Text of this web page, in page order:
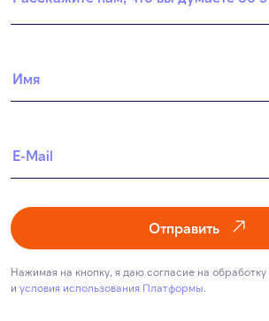
Отправить
Нажимая на кнопку, я даю согласие на обработку
и условия использования Платформы.